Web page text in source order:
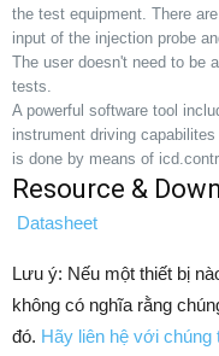
the test equipment. There
input of the injection probe
The user doesn't need to be
tests.
A powerful software tool
instrument driving
is done by means of
Resource &
Datasheet
Lưu ý: Nếu một thiết bị
không có nghĩa rằng
đó. Hãy liên hệ với chúng